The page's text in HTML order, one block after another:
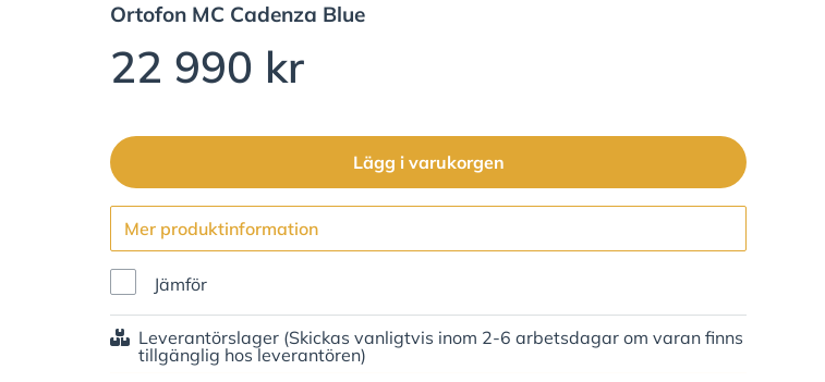
Ortofon MC Cadenza Blue
22 990 kr
Lägg i varukorgen
Mer produktinformation
Jämför
Leverantörslager (Skickas vanligtvis inom 2-6 arbetsdagar om varan finns
tillgänglig hos leverantören)